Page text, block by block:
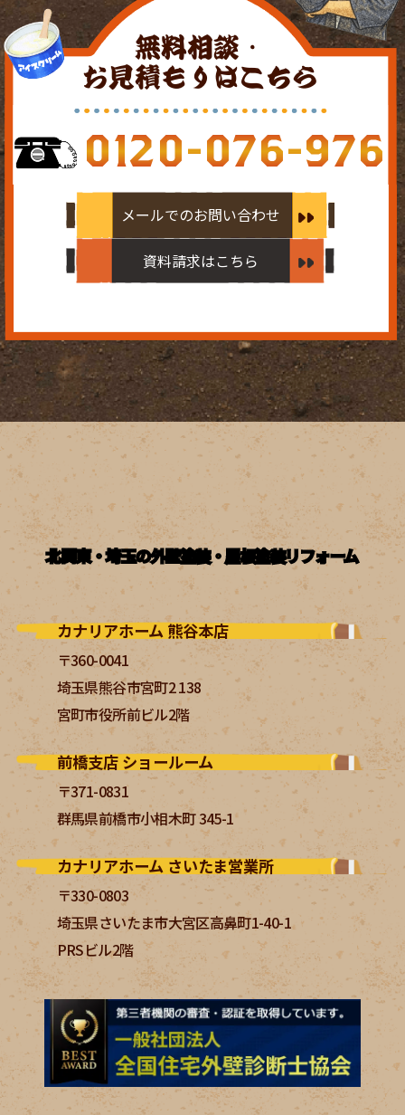
無料相談・
お見積もりはこちら
0120-076-976
メールでのお問い合わせ
資料請求はこちら
北関東・埼玉の外壁塗装・屋根塗装リフォーム
カナリアホーム 熊谷本店
〒360-0041
埼玉県熊谷市宮町2 138
宮町市役所前ビル2階
前橋支店 ショールーム
〒371-0831
群馬県前橋市小相木町 345-1
カナリアホーム さいたま営業所
〒330-0803
埼玉県さいたま市大宮区高鼻町1-40-1
PRSビル2階